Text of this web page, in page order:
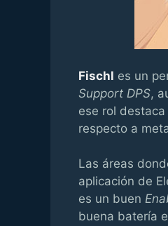
Fischl es un
Support DPS,
ese rol
respecto a
Las áreas
aplicación de
es un buen
buena batería